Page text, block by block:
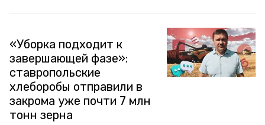
«Уборка подходит к
завершающей фазе»:
ставропольские
хлеборобы отправили в
закрома уже почти 7 млн
тонн зерна